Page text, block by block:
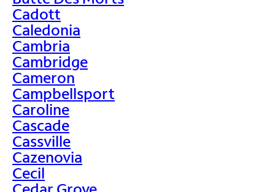
Cadott
Caledonia
Cambria
Cambridge
Cameron
Campbellsport
Caroline
Cascade
Cassville
Cazenovia
Cecil